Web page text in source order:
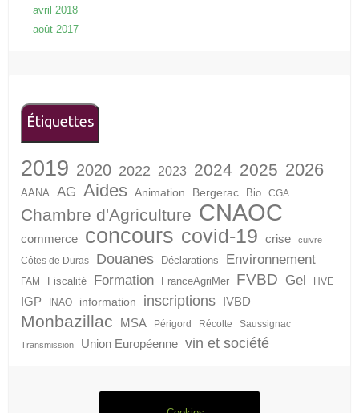
avril 2018
août 2017
Étiquettes
2019 2020 2022 2023 2024 2025 2026
AANA AG Aides Animation Bergerac Bio CGA
Chambre d'Agriculture CNAOC
commerce concours covid-19 crise cuivre
Côtes de Duras Douanes Déclarations Environnement
FAM Fiscalité Formation FranceAgriMer FVBD Gel HVE
IGP INAO information inscriptions IVBD
Monbazillac MSA Périgord Récolte Saussignac
Transmission Union Européenne vin et société